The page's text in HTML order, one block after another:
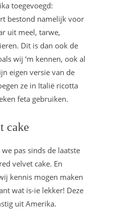
toegevoegd:
bestond namelijk voor
uit meel, tarwe,
Dit is dan ook de
wij ‘m kennen, ook al
eigen versie van de
ze in Italië ricotta
feta gebruiken.
cake
we pas sinds de laatste
velvet cake. En
kennis mogen maken
wat is-ie lekker! Deze
uit Amerika.